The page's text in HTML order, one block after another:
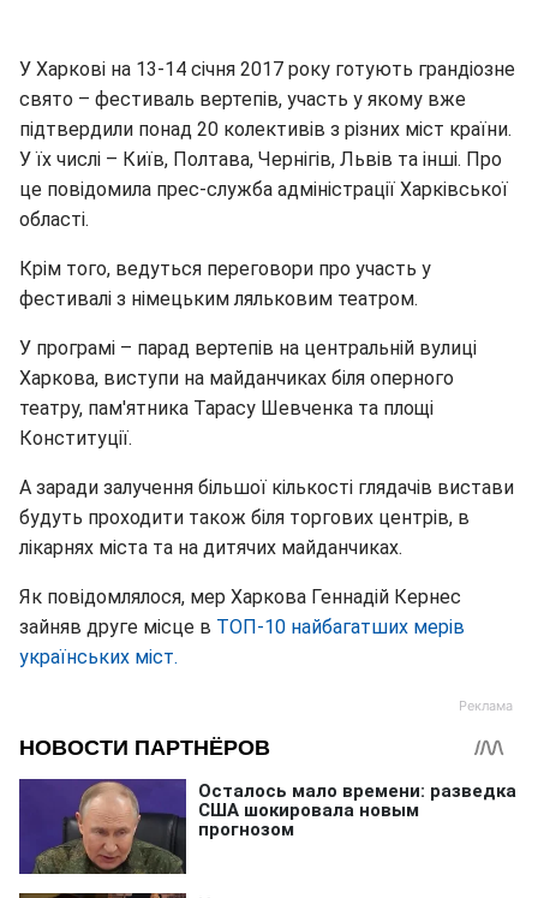
У Харкові на 13-14 січня 2017 року готують грандіозне
свято – фестиваль вертепів, участь у якому вже
підтвердили понад 20 колективів з різних міст країни.
У їх числі – Київ, Полтава, Чернігів, Львів та інші. Про
це повідомила прес-служба адміністрації Харківської
області.
Крім того, ведуться переговори про участь у
фестивалі з німецьким ляльковим театром.
У програмі – парад вертепів на центральній вулиці
Харкова, виступи на майданчиках біля оперного
театру, пам'ятника Тарасу Шевченка та площі
Конституції.
А заради залучення більшої кількості глядачів вистави
будуть проходити також біля торгових центрів, в
лікарнях міста та на дитячих майданчиках.
Як повідомлялося, мер Харкова Геннадій Кернес
зайняв друге місце в ТОП-10 найбагатших мерів
українських міст.